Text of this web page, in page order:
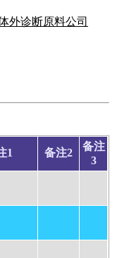
外诊断原料公司
1 备注2
备注
3